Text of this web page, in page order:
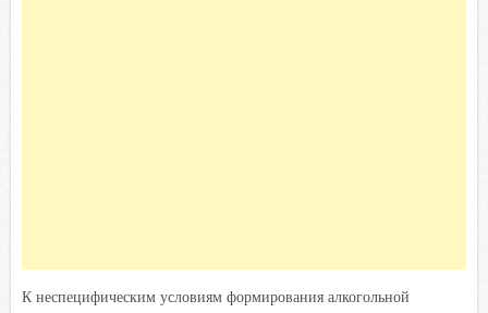
К неспецифическим условиям формирования алкогольной